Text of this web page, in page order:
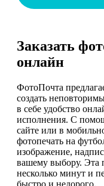
Заказать
онлайн
ФотоПочта
создать
в себе удобство
исполнения. С
сайте или в
фотопечать на
изображение,
вашему выбору. Эта
несколько минут и